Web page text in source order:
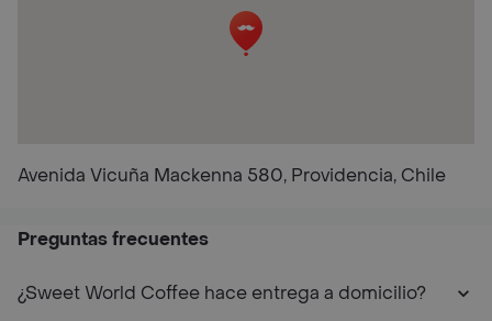
Avenida Vicuña Mackenna 580, Providencia, Chile
Preguntas frecuentes
¿Sweet World Coffee hace entrega a domicilio?